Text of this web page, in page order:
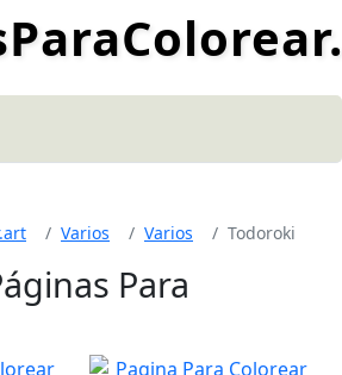
Varios Varios Todoroki
Para